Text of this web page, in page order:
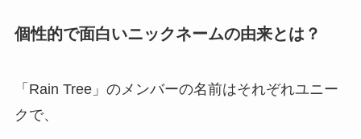
個性的で面白いニックネームの由来とは？
「Rain Tree」のメンバーの名前はそれぞれユニー
クで、